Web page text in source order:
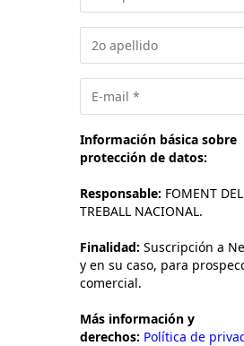
Información básica sobre
protección de datos:
Responsable: FOMENT DEL
TREBALL NACIONAL.
Finalidad: Suscripción a
y en su caso, para
comercial.
Más información y
derechos: Política de